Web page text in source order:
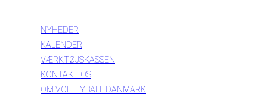
NYHEDER
KALENDER
VÆRKTØJSKASSEN
KONTAKT OS
OM VOLLEYBALL DANMARK